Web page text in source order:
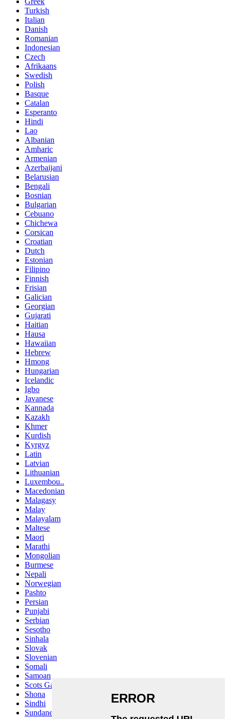
Turkish
Italian
Danish
Romanian
Indonesian
Czech
Afrikaans
Swedish
Polish
Basque
Catalan
Esperanto
Hindi
Lao
Albanian
Amharic
Armenian
Azerbaijani
Belarusian
Bengali
Bosnian
Bulgarian
Cebuano
Chichewa
Corsican
Croatian
Dutch
Estonian
Filipino
Finnish
Frisian
Galician
Georgian
Gujarati
Haitian
Hausa
Hawaiian
Hebrew
Hmong
Hungarian
Icelandic
Igbo
Javanese
Kannada
Kazakh
Khmer
Kurdish
Kyrgyz
Latin
Latvian
Lithuanian
Luxembou..
Macedonian
Malagasy
Malay
Malayalam
Maltese
Maori
Marathi
Mongolian
Burmese
Nepali
Norwegian
Pashto
Persian
Punjabi
Serbian
Sesotho
Sinhala
Slovak
Slovenian
Somali
Samoan
Scots Gaelic
Shona
Sindhi
Sundanese